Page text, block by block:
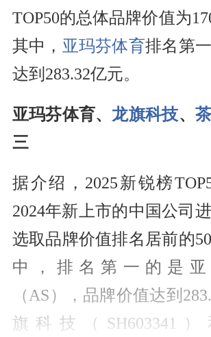
TOP50的总体品牌价值为
其中， 亚玛芬体育排名第
达到283.32亿元。
亚玛芬体育、 龙旗科技、
三
据介绍，2025新锐榜
2024年新上市的中国公司
选取品牌价值排名居前的
中，排名第一的是
（AS），品牌价值达到
旗科技（SH603341